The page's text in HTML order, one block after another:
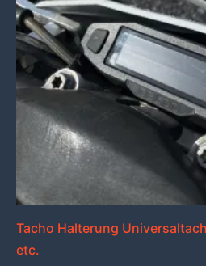
Tacho Halterung
etc.